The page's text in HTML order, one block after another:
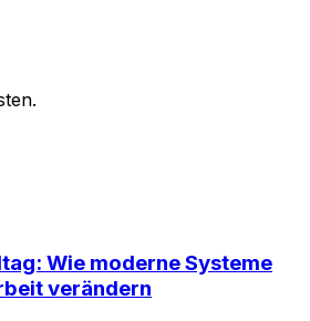
Wie moderne Systeme
verändern